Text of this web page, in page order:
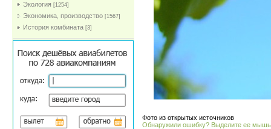
Экология [1254]
Экономика, производство [1567]
История комбината [3]
Фото из открытых источников
Обнаружили ошибку? Выделите ее